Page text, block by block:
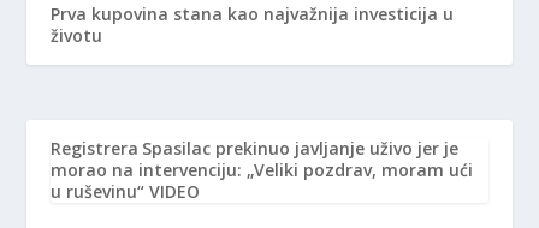
Prva kupovina stana kao najvažnija investicija u
životu
Registrera Spasilac prekinuo javljanje uživo jer je
morao na intervenciju: „Veliki pozdrav, moram ući
u ruševinu“ VIDEO